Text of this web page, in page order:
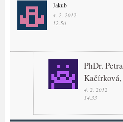
Jakub
4. 2. 2012
12.50
PhDr. Petra
Kačírková,
4. 2. 2012
14.33